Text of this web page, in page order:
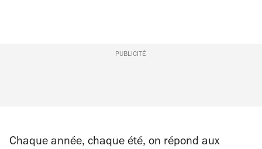
PUBLICITÉ
Chaque année, chaque été, on répond aux